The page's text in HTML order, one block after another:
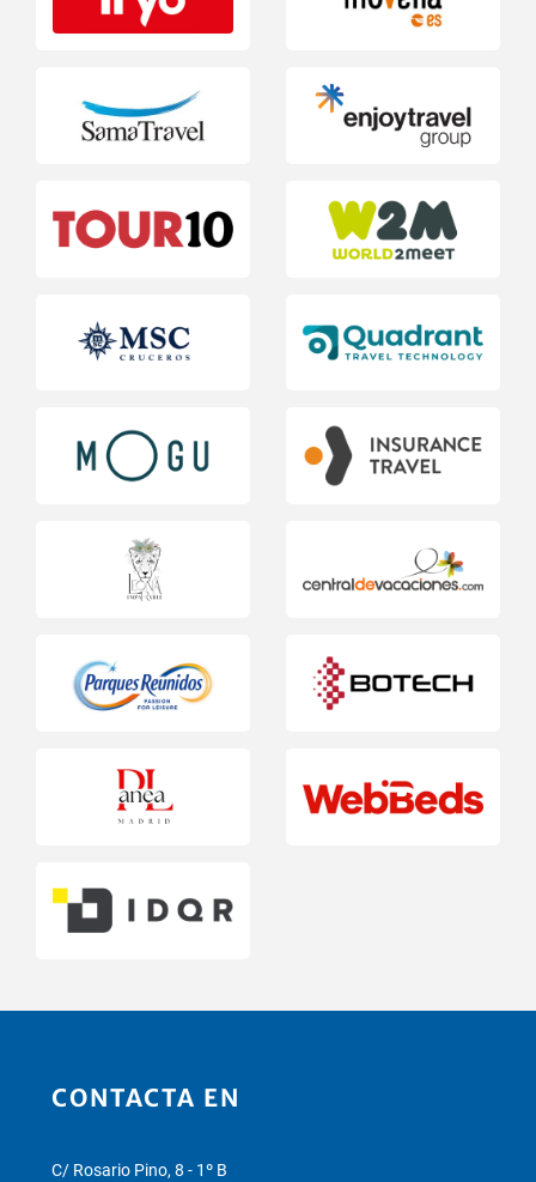
CONTACTA EN
C/ Rosario Pino, 8 - 1º B